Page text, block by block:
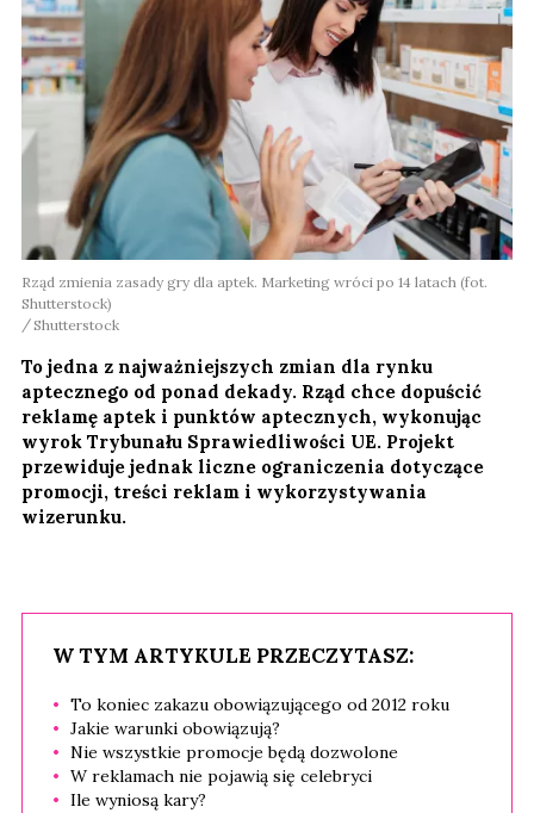
Rząd zmienia zasady gry dla aptek. Marketing wróci po 14 latach (fot.
Shutterstock)
Shutterstock
To jedna z najważniejszych zmian dla rynku
aptecznego od ponad dekady. Rząd chce dopuścić
reklamę aptek i punktów aptecznych, wykonując
wyrok Trybunału Sprawiedliwości UE. Projekt
przewiduje jednak liczne ograniczenia dotyczące
promocji, treści reklam i wykorzystywania
wizerunku.
W TYM ARTYKULE PRZECZYTASZ:
To koniec zakazu obowiązującego od 2012 roku
Jakie warunki obowiązują?
Nie wszystkie promocje będą dozwolone
W reklamach nie pojawią się celebryci
Ile wyniosą kary?